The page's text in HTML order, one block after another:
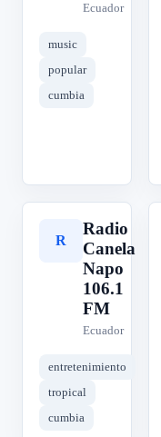
Ecuador
music
popular
cumbia
R
Radio
Canela
Napo
106.1
FM
Ecuador
entretenimiento
tropical
cumbia